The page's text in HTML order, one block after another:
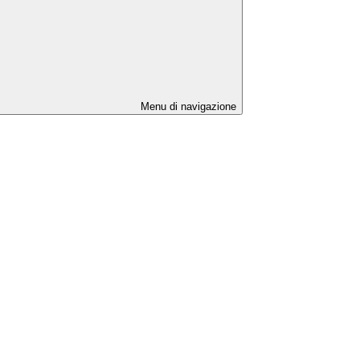
Menu di navigazione